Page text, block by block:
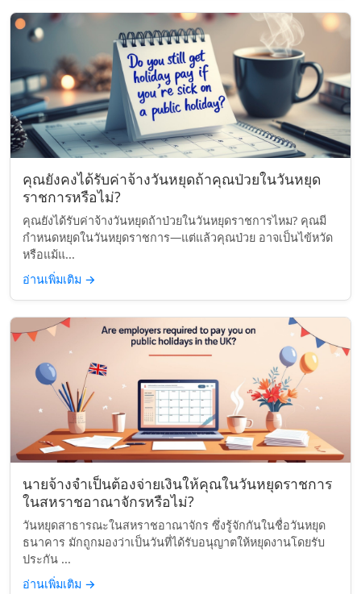
คุณยังคงได้รับค่าจ้างวันหยุดถ้าคุณป่วยในวันหยุด
ราชการหรือไม่?
คุณยังได้รับค่าจ้างวันหยุดถ้าป่วยในวันหยุดราชการไหม? คุณมี
กำหนดหยุดในวันหยุดราชการ—แต่แล้วคุณป่วย อาจเป็นไข้หวัด
หรือแม้แ...
อ่านเพิ่มเติม →
นายจ้างจำเป็นต้องจ่ายเงินให้คุณในวันหยุดราชการ
ในสหราชอาณาจักรหรือไม่?
วันหยุดสาธารณะในสหราชอาณาจักร ซึ่งรู้จักกันในชื่อวันหยุด
ธนาคาร มักถูกมองว่าเป็นวันที่ได้รับอนุญาตให้หยุดงานโดยรับ
ประกัน ...
อ่านเพิ่มเติม →